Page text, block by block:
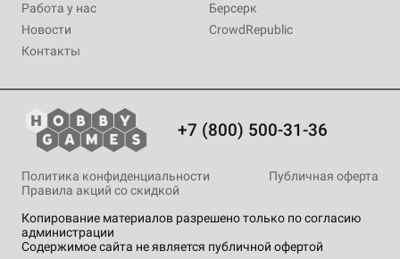
Работа у нас
Новости
Контакты
Берсерк
CrowdRepublic
+7 (800) 500-31-36
Копирование материалов разрешено только по согласию
администрации
Содержимое сайта не является публичной офертой
Политика конфиденциальности
Публичная оферта
Правила акций со скидкой